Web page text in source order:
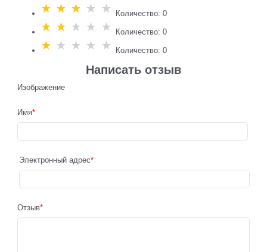
Количество: 0
Количество: 0
Количество: 0
Написать отзыв
Изображение
Имя
Электронный адрес
Отзыв